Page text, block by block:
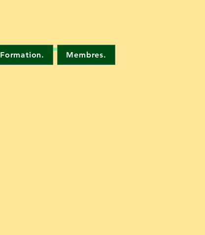
Formation. Membres.